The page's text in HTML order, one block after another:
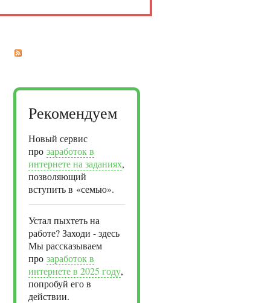
Рекомендуем
Новый сервис
про заработок в
интернете на заданиях,
позволяющий
вступить в «семью».
Устал пыхтеть на
работе? Заходи - здесь
Мы рассказываем
про заработок в
интернете в 2025 году,
попробуй его в
действии.